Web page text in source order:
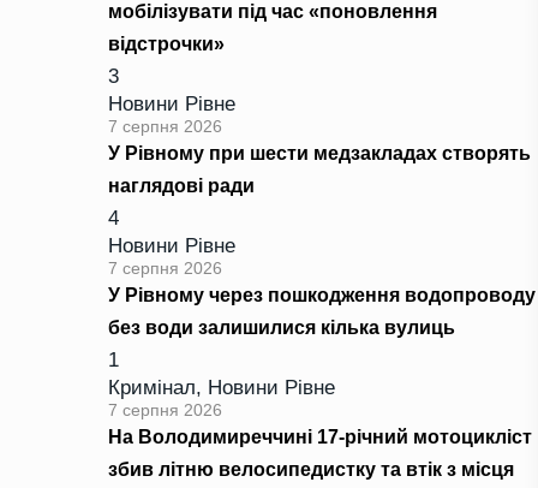
мобілізувати під час «поновлення
відстрочки»
3
Новини Рівне
7 серпня 2026
У Рівному при шести медзакладах створять
наглядові ради
4
Новини Рівне
7 серпня 2026
У Рівному через пошкодження водопроводу
без води залишилися кілька вулиць
1
Кримінал, Новини Рівне
7 серпня 2026
На Володимиреччині 17-річний мотоцикліст
збив літню велосипедистку та втік з місця